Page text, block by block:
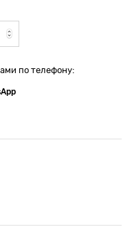
по телефону: